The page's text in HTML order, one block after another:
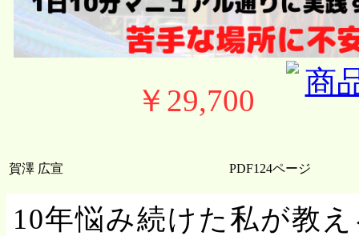
￥29,700
賀澤 広宣 PDF124ページ
10年悩み続けた私が教